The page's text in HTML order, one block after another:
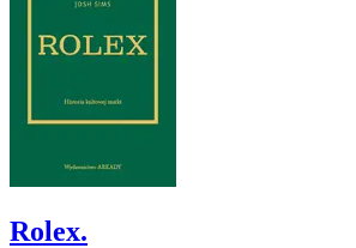
Rolex.